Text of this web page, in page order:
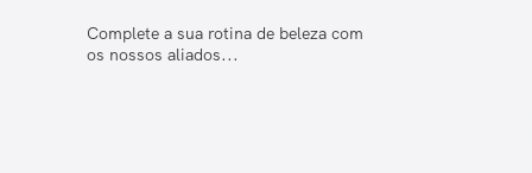
Complete a sua rotina de beleza com
os nossos aliados...